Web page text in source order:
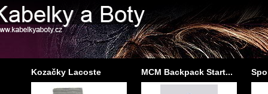
Kozačky Lacoste MCM Backpack Start...